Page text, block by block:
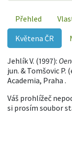
Přehled
Květena ČR
Jehlík V. (1997):
jun. & Tomšovic P.
Academia, Praha .
Váš prohlížeč
si prosím soubor